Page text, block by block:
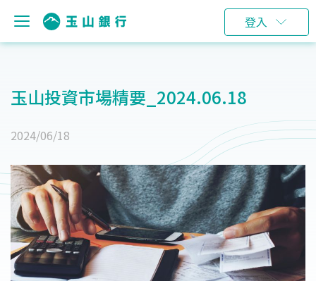
登入
玉山投資市場精要_2024.06.18
2024/06/18